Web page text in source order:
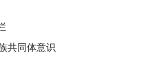
共同体意识